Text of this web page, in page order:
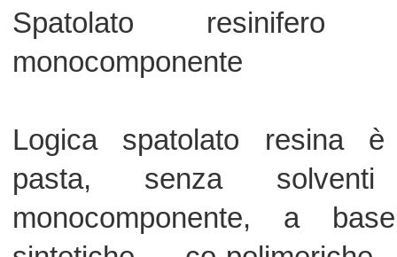
caricate con pigmenti, cariche
fibrose e quarzifere a granulometria
e controllata.
essere usato anche per
verticali.
Il prodotto, fornibile in vari colori, è